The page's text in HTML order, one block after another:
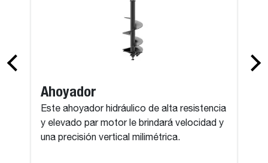
Ahoyador
Este ahoyador hidráulico de alta resistencia
y elevado par motor le brindará velocidad y
una precisión vertical milimétrica.